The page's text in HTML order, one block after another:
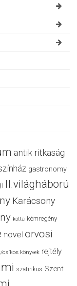
antik ritkaság
gastronomy
II.világháború
Karácsony
kotta kémregény
novel orvosi
csíkos könyvek rejtély
szatirikus Szent